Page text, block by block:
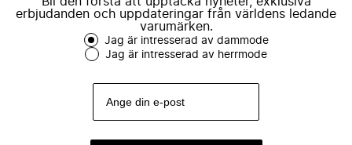
erbjudanden och uppdateringar från världens ledande
varumärken.
Jag är intresserad av dammode
Jag är intresserad av herrmode